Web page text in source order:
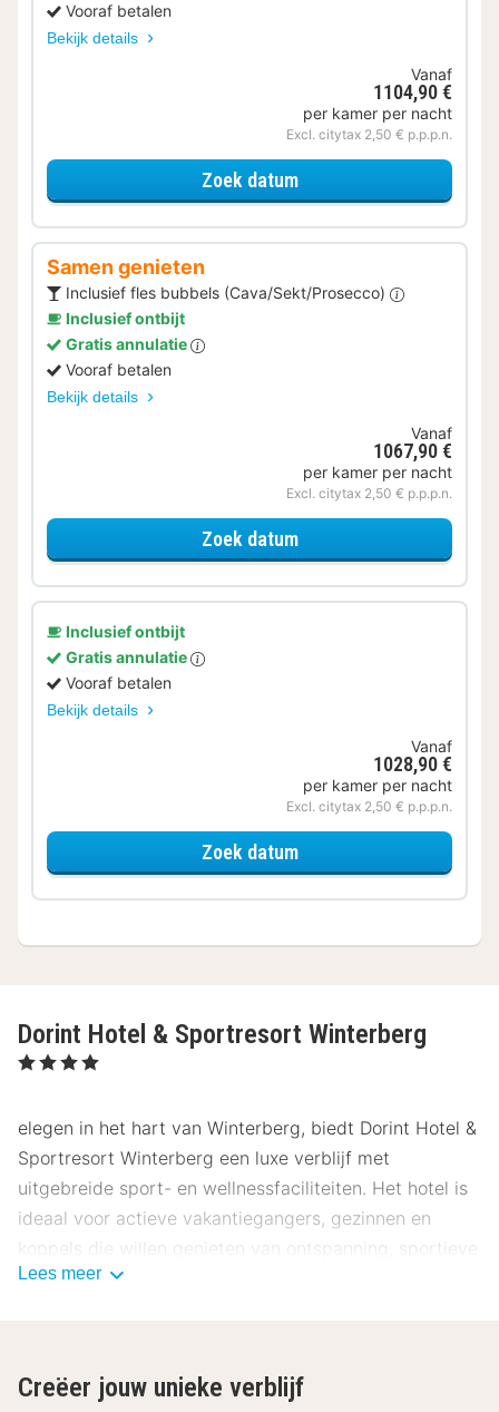
Vooraf betalen
Bekijk details
Vanaf
1104,90 €
per kamer per nacht
Excl. citytax 2,50 € p.p.p.n.
Zoek datumvoor Halfpension
Samen genieten
Inclusief fles bubbels (Cava/Sekt/Prosecco)
Inclusief ontbijt
Gratis annulatie
Vooraf betalen
Bekijk details
Vanaf
1067,90 €
per kamer per nacht
Excl. citytax 2,50 € p.p.p.n.
Zoek datumvoor Samen genieten
Inclusief ontbijt
Gratis annulatie
Vooraf betalen
Bekijk details
Vanaf
1028,90 €
per kamer per nacht
Excl. citytax 2,50 € p.p.p.n.
Zoek datumvoor Comfort
Dorint Hotel & Sportresort Winterberg
, 4 Sterren
elegen in het hart van Winterberg, biedt Dorint Hotel &
Sportresort Winterberg een luxe verblijf met
uitgebreide sport- en wellnessfaciliteiten. Het hotel is
ideaal voor actieve vakantiegangers, gezinnen en
koppels die willen genieten van ontspanning, sportieve
activiteiten en de prachtige natuur van het Sauerland.
Ligging Dorint Hotel & Sportresort
Lees meer
Creëer jouw unieke verblijf